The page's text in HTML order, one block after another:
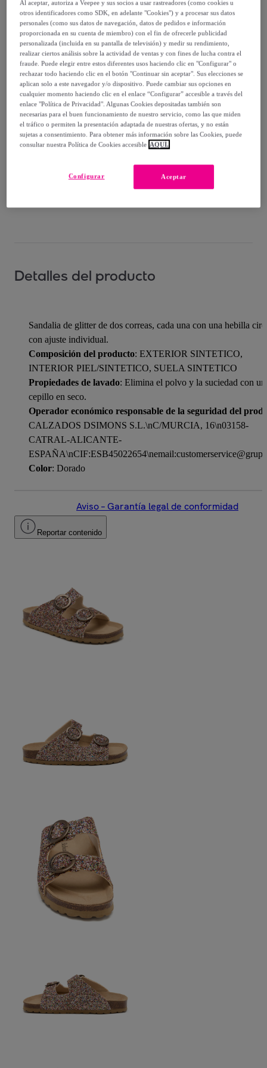
-44%
Guía de tallas
Vendido porGrupo DS
Entrega
Envío gratis
y el
Detalles del producto
Sandalia de glitter de dos correas, cada una con una hebilla
con ajuste individual.
Composición del producto: EXTERIOR SINTETICO,
INTERIOR PIEL/SINTETICO, SUELA SINTETICO
Propiedades de lavado: Elimina el polvo y la suciedad con un
cepillo en seco.
Operador económico responsable de la seguridad del
CALZADOS DSIMONS S.L.\nC/MURCIA, 16\n03158-
CATRAL-ALICANTE-
Color: Dorado
Aviso – Garantía legal de conformidad
Reportar contenido
Al aceptar, autoriza a Veepee y sus socios a usar rastreadores (como cookies u
otros identificadores como SDK, en adelante "Cookies") y a procesar sus datos
personales (como sus datos de navegación, datos de pedidos e información
proporcionada en su cuenta de miembro) con el fin de ofrecerle publicidad
personalizada (incluida en su pantalla de televisión) y medir su rendimiento,
realizar ciertos análisis sobre la actividad de ventas y con fines de lucha contra el
fraude. Puede elegir entre estos diferentes usos haciendo clic en "Configurar" o
rechazar todo haciendo clic en el botón "Continuar sin aceptar". Sus elecciones se
aplican solo a este navegador y/o dispositivo. Puede cambiar sus opciones en
cualquier momento haciendo clic en el enlace “Configurar” accesible a través del
enlace "Política de Privacidad". Algunas Cookies depositadas también son
necesarias para el buen funcionamiento de nuestro servicio, como las que miden
el tráfico o permiten la presentación adaptada de nuestras ofertas, y no están
sujetas a consentimiento. Para obtener más información sobre las Cookies, puede
consultar nuestra Política de Cookies accesible AQUÍ.
Aceptar
Configurar